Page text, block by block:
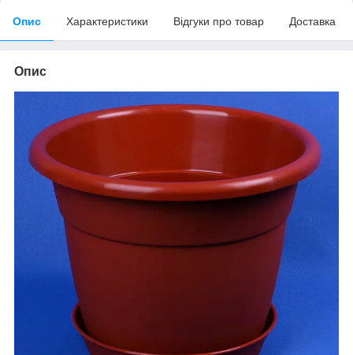
Опис Характеристики Відгуки про товар Доставка
Опис